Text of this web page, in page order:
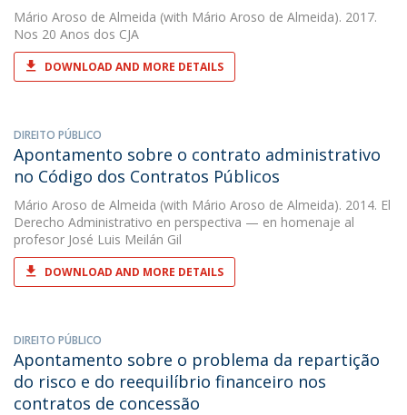
Mário Aroso de Almeida (with Mário Aroso de Almeida). 2017.
Nos 20 Anos dos CJA
DOWNLOAD AND MORE DETAILS
DIREITO PÚBLICO
Apontamento sobre o contrato administrativo
no Código dos Contratos Públicos
Mário Aroso de Almeida (with Mário Aroso de Almeida). 2014. El
Derecho Administrativo en perspectiva — en homenaje al
profesor José Luis Meilán Gil
DOWNLOAD AND MORE DETAILS
DIREITO PÚBLICO
Apontamento sobre o problema da repartição
do risco e do reequilíbrio financeiro nos
contratos de concessão